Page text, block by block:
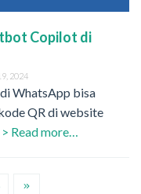
Copilot di
2024
WhatsApp bisa
QR di website
> Read more…